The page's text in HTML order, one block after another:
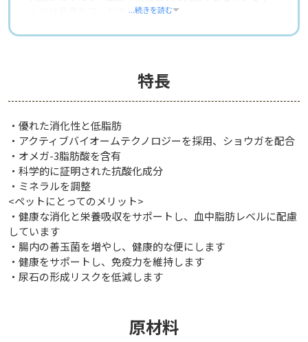
んには最適なフードでしょう。
これ！という病名がついていなくても、なんとなく胃腸
ものなので、健康なワンちゃんが食べても問題はありませ
ん。
粒は少々大きいのでヒルズ社の他製品にある小粒を想像
していると、このフードの粒は大きく感じるかもしれま
せん。 それでも食欲をそそる組成になっているので、喜
んで食べてくれるワンちゃんが多いです。 どうしても粒
の大きさに問題がある時にはふやかして柔らかくした
り、飼い主さんが愛犬の好みの大きさにカットしてあげ
ているケースもありました。
獣医師 松波 登記臣
...続きを読む
特長
・優れた消化性と低脂肪
・アクティブバイオームテクノロジーを採用、ショウガを配合
・オメガ-3脂肪酸を含有
・科学的に証明された抗酸化成分
・ミネラルを調整
<ペットにとってのメリット>
・健康な消化と栄養吸収をサポートし、血中脂肪レベルに配慮
しています
・腸内の善玉菌を増やし、健康的な便にします
・健康をサポートし、免疫力を維持します
・尿石の形成リスクを低減します
原材料